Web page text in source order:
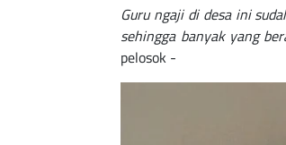
Guru ngaji di desa ini
sehingga banyak yang
pelosok -